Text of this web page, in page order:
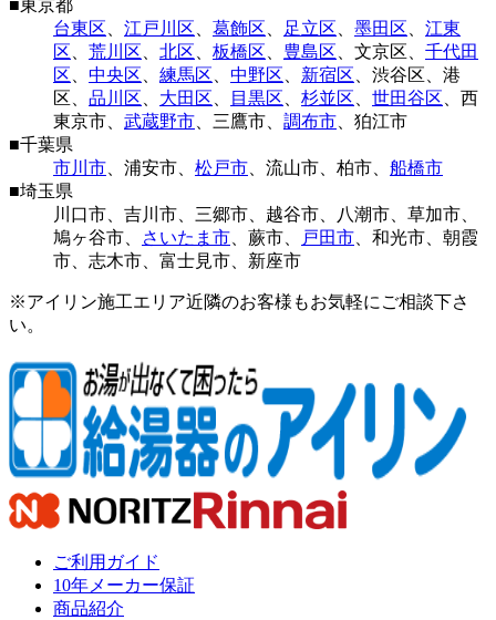
■東京都
台東区
江戸川区 葛飾区 足立区 墨田区
江東
区
荒川区 北区 板橋区 豊島区 文京区
千代田
区
中央区 練馬区 中野区 新宿区 渋谷区
港
区
品川区 大田区 目黒区 杉並区 世田谷区
西
東京市
武蔵野市 三鷹市 調布市
狛江市
■千葉県
市川市
浦安市 松戸市 流山市 柏市
船橋市
■埼玉県
川口市
吉川市 三郷市 越谷市 八潮市 草加市
鳩ヶ谷市
さいたま市 蕨市 戸田市 和光市
朝霞
市
志木市 富士見市 新座市
※アイリン施工エリア近隣のお客様もお気軽にご相談下さ
い。
ご利用ガイド
10年メーカー保証
商品紹介